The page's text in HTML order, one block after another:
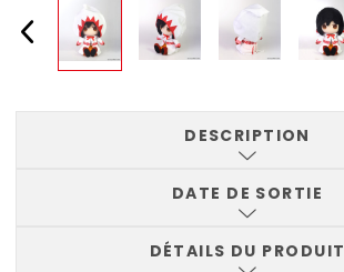
DESCRIPTION
DATE DE SORTIE
DÉTAILS DU PRODUIT